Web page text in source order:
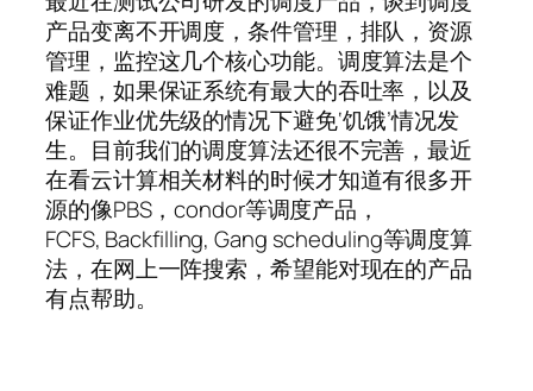
产品变离不开调度，条件管理，排队，资源
管理，监控这几个核心功能。调度算法是个
难题，如果保证系统有最大的吞吐率，以及
保证作业优先级的情况下避免‘饥饿’情况发
生。目前我们的调度算法还很不完善，最近
在看云计算相关材料的时候才知道有很多开
源的像PBS，condor等调度产品，
FCFS, Backfilling, Gang scheduling等调度算
法，在网上一阵搜索，希望能对现在的产品
有点帮助。